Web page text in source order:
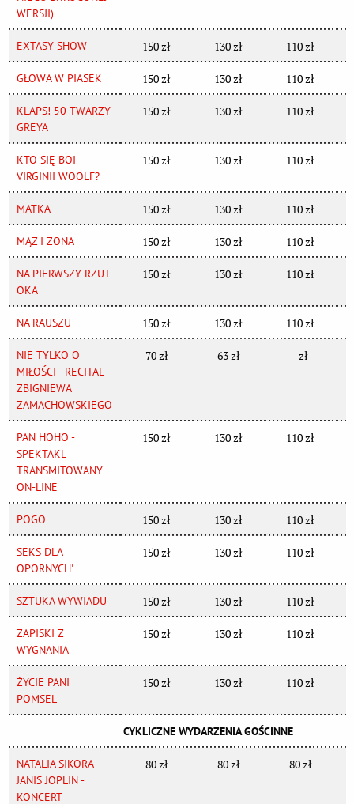
WERSJI)
EXTASY SHOW 150 zł 130 zł 110 zł
GŁOWA W PIASEK 150 zł 130 zł 110 zł
KLAPS! 50 TWARZY
GREYA
150 zł 130 zł 110 zł
KTO SIĘ BOI
VIRGINII WOOLF?
150 zł 130 zł 110 zł
MATKA 150 zł 130 zł 110 zł
MĄŻ I ŻONA 150 zł 130 zł 110 zł
NA PIERWSZY RZUT
OKA
150 zł 130 zł 110 zł
NA RAUSZU 150 zł 130 zł 110 zł
NIE TYLKO O
MIŁOŚCI - RECITAL
ZBIGNIEWA
ZAMACHOWSKIEGO
70 zł 63 zł - zł
PAN HOHO -
SPEKTAKL
TRANSMITOWANY
ON-LINE
150 zł 130 zł 110 zł
POGO 150 zł 130 zł 110 zł
SEKS DLA
OPORNYCH'
150 zł 130 zł 110 zł
SZTUKA WYWIADU 150 zł 130 zł 110 zł
ZAPISKI Z
WYGNANIA
150 zł 130 zł 110 zł
ŻYCIE PANI
POMSEL
150 zł 130 zł 110 zł
CYKLICZNE WYDARZENIA GOŚCINNE
NATALIA SIKORA -
JANIS JOPLIN -
KONCERT
80 zł 80 zł 80 zł